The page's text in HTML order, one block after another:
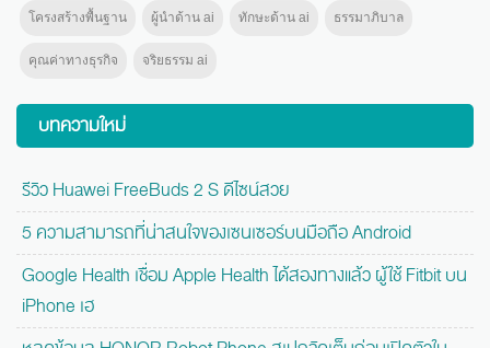
โครงสร้างพื้นฐาน ผู้นำด้าน ai ทักษะด้าน ai ธรรมาภิบาล
คุณค่าทางธุรกิจ จริยธรรม ai
บทความใหม่
รีวิว Huawei FreeBuds 2 S ดีไซน์สวย
5 ความสามารถที่น่าสนใจของเซนเซอร์บนมือถือ Android
Google Health เชื่อม Apple Health ได้สองทางแล้ว ผู้ใช้ Fitbit บน
iPhone เฮ